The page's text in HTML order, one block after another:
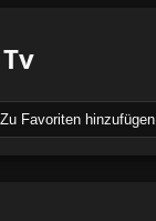
Zu Favoriten hinzufügen